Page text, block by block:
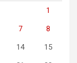
1
7 8
14 15